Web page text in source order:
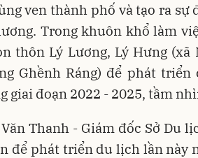
ven thành phố và tạo ra sự
Trong khuôn khổ làm
thôn Lý Lương, Lý Hưng (xã
Ghềnh Ráng) để phát
giai đoạn 2022 - 2025, tầm
Thanh - Giám đốc Sở Du
để phát triển du lịch lần này